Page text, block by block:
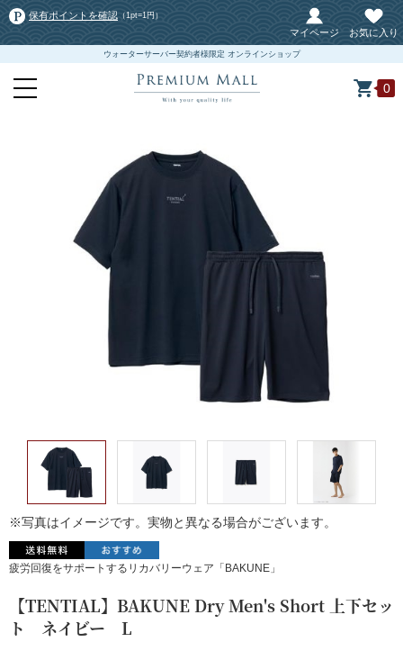
保有ポイントを確認 （1pt=1円）
マイページ お気に入り
ウォーターサーバー契約者様限定 オンラインショップ
0
※写真はイメージです。実物と異なる場合がございます。
疲労回復をサポートするリカバリーウェア「BAKUNE」
【TENTIAL】BAKUNE Dry Men's Short 上下セッ
ト ネイビー L